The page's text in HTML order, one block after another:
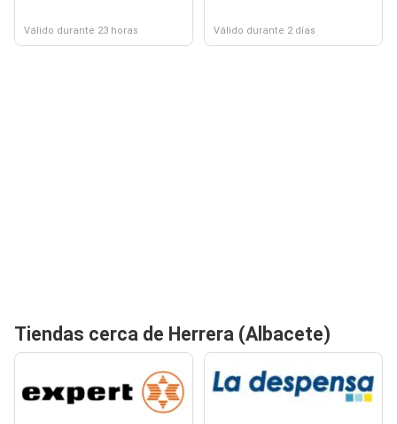
Válido durante 23 horas Válido durante 2 días
Tiendas cerca de Herrera (Albacete)